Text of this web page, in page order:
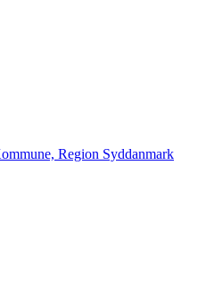
Region Syddanmark